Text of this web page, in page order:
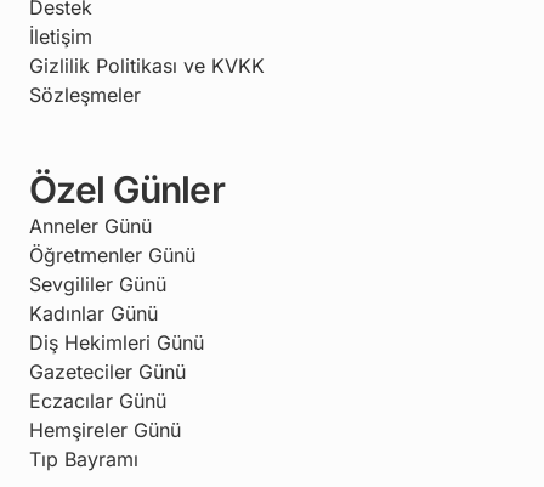
Destek
İletişim
Gizlilik Politikası ve KVKK
Sözleşmeler
Özel Günler
Anneler Günü
Öğretmenler Günü
Sevgililer Günü
Kadınlar Günü
Diş Hekimleri Günü
Gazeteciler Günü
Eczacılar Günü
Hemşireler Günü
Tıp Bayramı